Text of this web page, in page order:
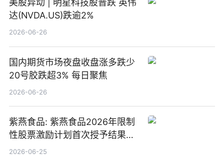
美股异动 | 明星科技股普跌 英伟
达(NVDA.US)跌逾2%
2026-06-26
国内期货市场夜盘收盘涨多跌少
20号胶跌超3% 每日聚焦
2026-06-26
紫燕食品: 紫燕食品2026年限制
性股票激励计划首次授予结果公
告-微资讯
2026-06-25